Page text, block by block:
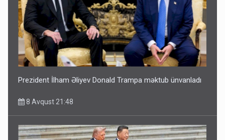
Prezident İlham Əliyev Donald Trampa məktub ünvanladı
8 Avqust 21:48